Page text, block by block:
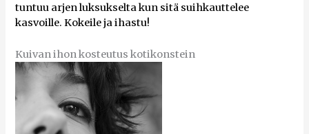
tuntuu arjen luksukselta kun sitä suihkauttelee
kasvoille. Kokeile ja ihastu!
Kuivan ihon kosteutus kotikonstein